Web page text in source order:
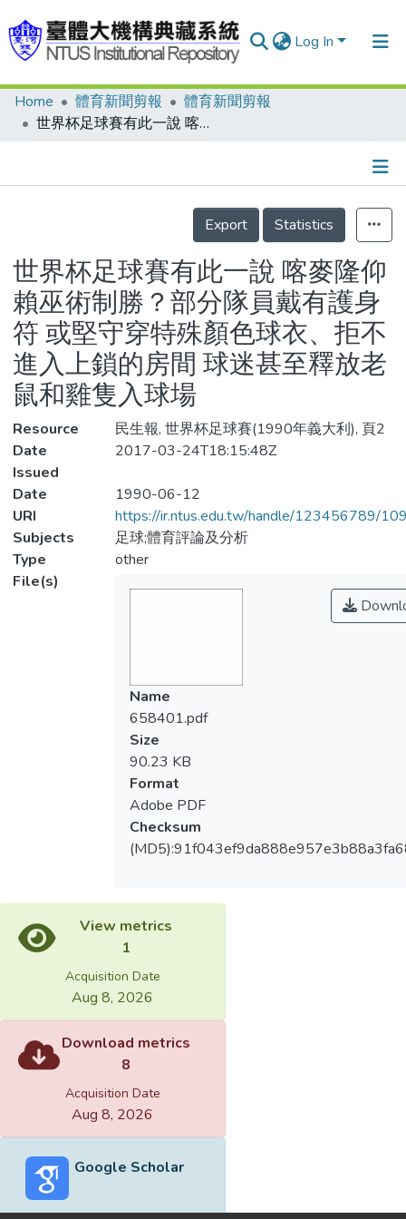
Log In
Communities & Collections
Statistics
Home 體育新聞剪報
體育新聞剪報
世界杯足球賽有此一說 喀麥隆仰賴巫術制勝？部分隊員戴有護身符 或堅守穿特殊顏色球衣、拒不進入上鎖的房間 球迷甚至釋放老鼠和雞隻入球場
Details
Export
Statistics
世界杯足球賽有此一說 喀麥隆仰
賴巫術制勝？部分隊員戴有護身
符 或堅守穿特殊顏色球衣、拒不
進入上鎖的房間 球迷甚至釋放老
鼠和雞隻入球場
Resource
民生報, 世界杯足球賽(1990年義大利), 頁2
Date
Issued
2017-03-24T18:15:48Z
Date
1990-06-12
URI
https://ir.ntus.edu.tw/handle/123456789/
Subjects
足球;體育評論及分析
Type
other
File(s)
Name
658401.pdf
Size
90.23 KB
Format
Adobe PDF
Checksum
View metrics
1
Acquisition Date
Aug 8, 2026
Download metrics
8
Acquisition Date
Aug 8, 2026
Google Scholar